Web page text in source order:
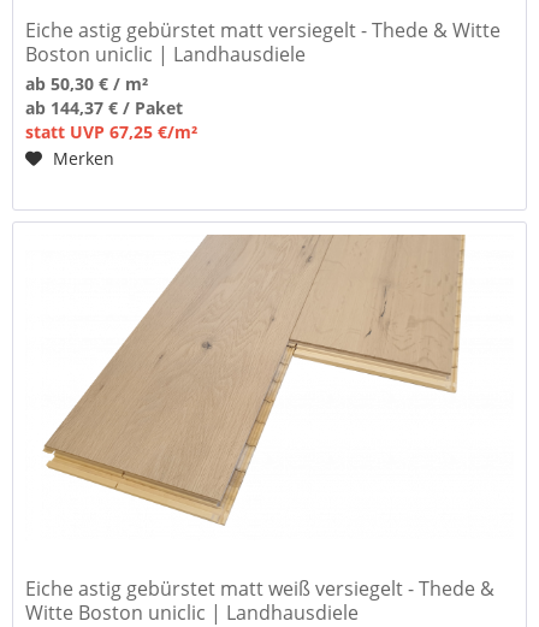
Eiche astig gebürstet matt versiegelt - Thede & Witte
Boston uniclic | Landhausdiele
ab 50,30 € / m²
ab 144,37 € / Paket
statt UVP 67,25 €/m²
Merken
Eiche astig gebürstet matt weiß versiegelt - Thede &
Witte Boston uniclic | Landhausdiele